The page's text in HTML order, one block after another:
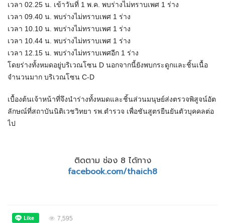
เวลา 02.25 น. เข้าวันที่ 1 พ.ค. พบร่างไม่ทราบเพศ 1 ร่าง
เวลา 09.40 น. พบร่างไม่ทราบเพศ 1 ร่าง
เวลา 10.10 น. พบร่างไม่ทราบเพศ 1 ร่าง
เวลา 10.44 น. พบร่างไม่ทราบเพศ 1 ร่าง
เวลา 12.15 น. พบร่างไม่ทราบเพศอีก 1 ร่าง
โดยร่างทั้งหมดอยู่บริเวณโซน D นอกจากนี้ยังพบกระดูกและชิ้นเนื้อ
จำนวนมาก บริเวณโซน C-D
เบื้องต้นเจ้าหน้าที่จึงนำร่างทั้งหมดและชิ้นส่วนมนุษย์ส่งตรวจพิสูจน์อัต
ลักษณ์ที่สถาบันนิติเวชวิทยา รพ.ตำรวจ เพื่อชันสูตรยืนยันตัวบุคคลต่อ
ไป
ติดตาม ช่อง 8 ได้ทาง
facebook.com/thaich8
7,595